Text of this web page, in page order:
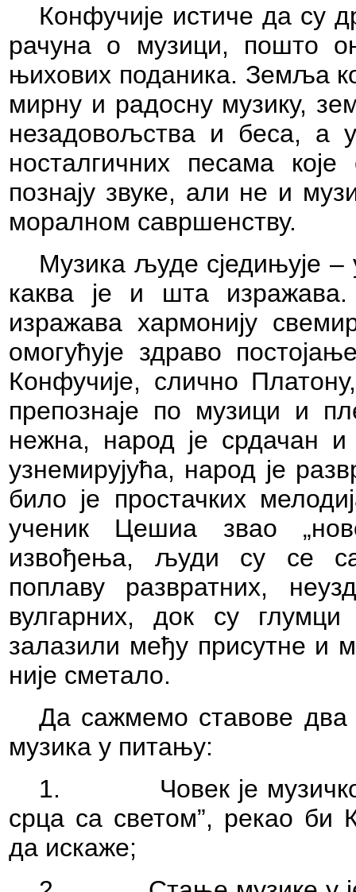
Конфучије истиче да су
рачуна о музици, пошто
њихових поданика. Земља
мирну и радосну музику,
незадовољства и беса, а
носталгичних песама
познају звуке, али не и
моралном савршенству.
Музика људе сједињује –
каква је и шта
изражава хармонију
омогућује здраво
Конфучије, слично
препознаје по музици и
нежна, народ је срдачан и
узнемирујућа, народ је
било је простачких
ученик Цешиа звао
извођења, људи су се
поплаву развратних,
вулгарних, док су
залазили међу присутне
није сметало.
Да сажмемо ставове
музика у питању:
1.
Човек је
срца са светом”, рекао би
да искаже;